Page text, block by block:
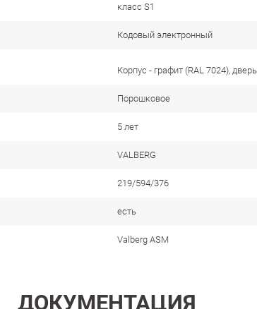
класс S1
Кодовый электронный
Корпус - графит (RAL 7024),
Порошковое
5 лет
VALBERG
219/594/376
есть
Valberg ASM
ДОКУМЕНТАЦИЯ